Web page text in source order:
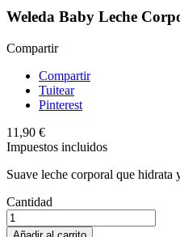
Weleda Baby Leche
Compartir
Compartir
Tuitear
Pinterest
11,90 €
Impuestos incluidos
Suave leche corporal que hidrata
Cantidad